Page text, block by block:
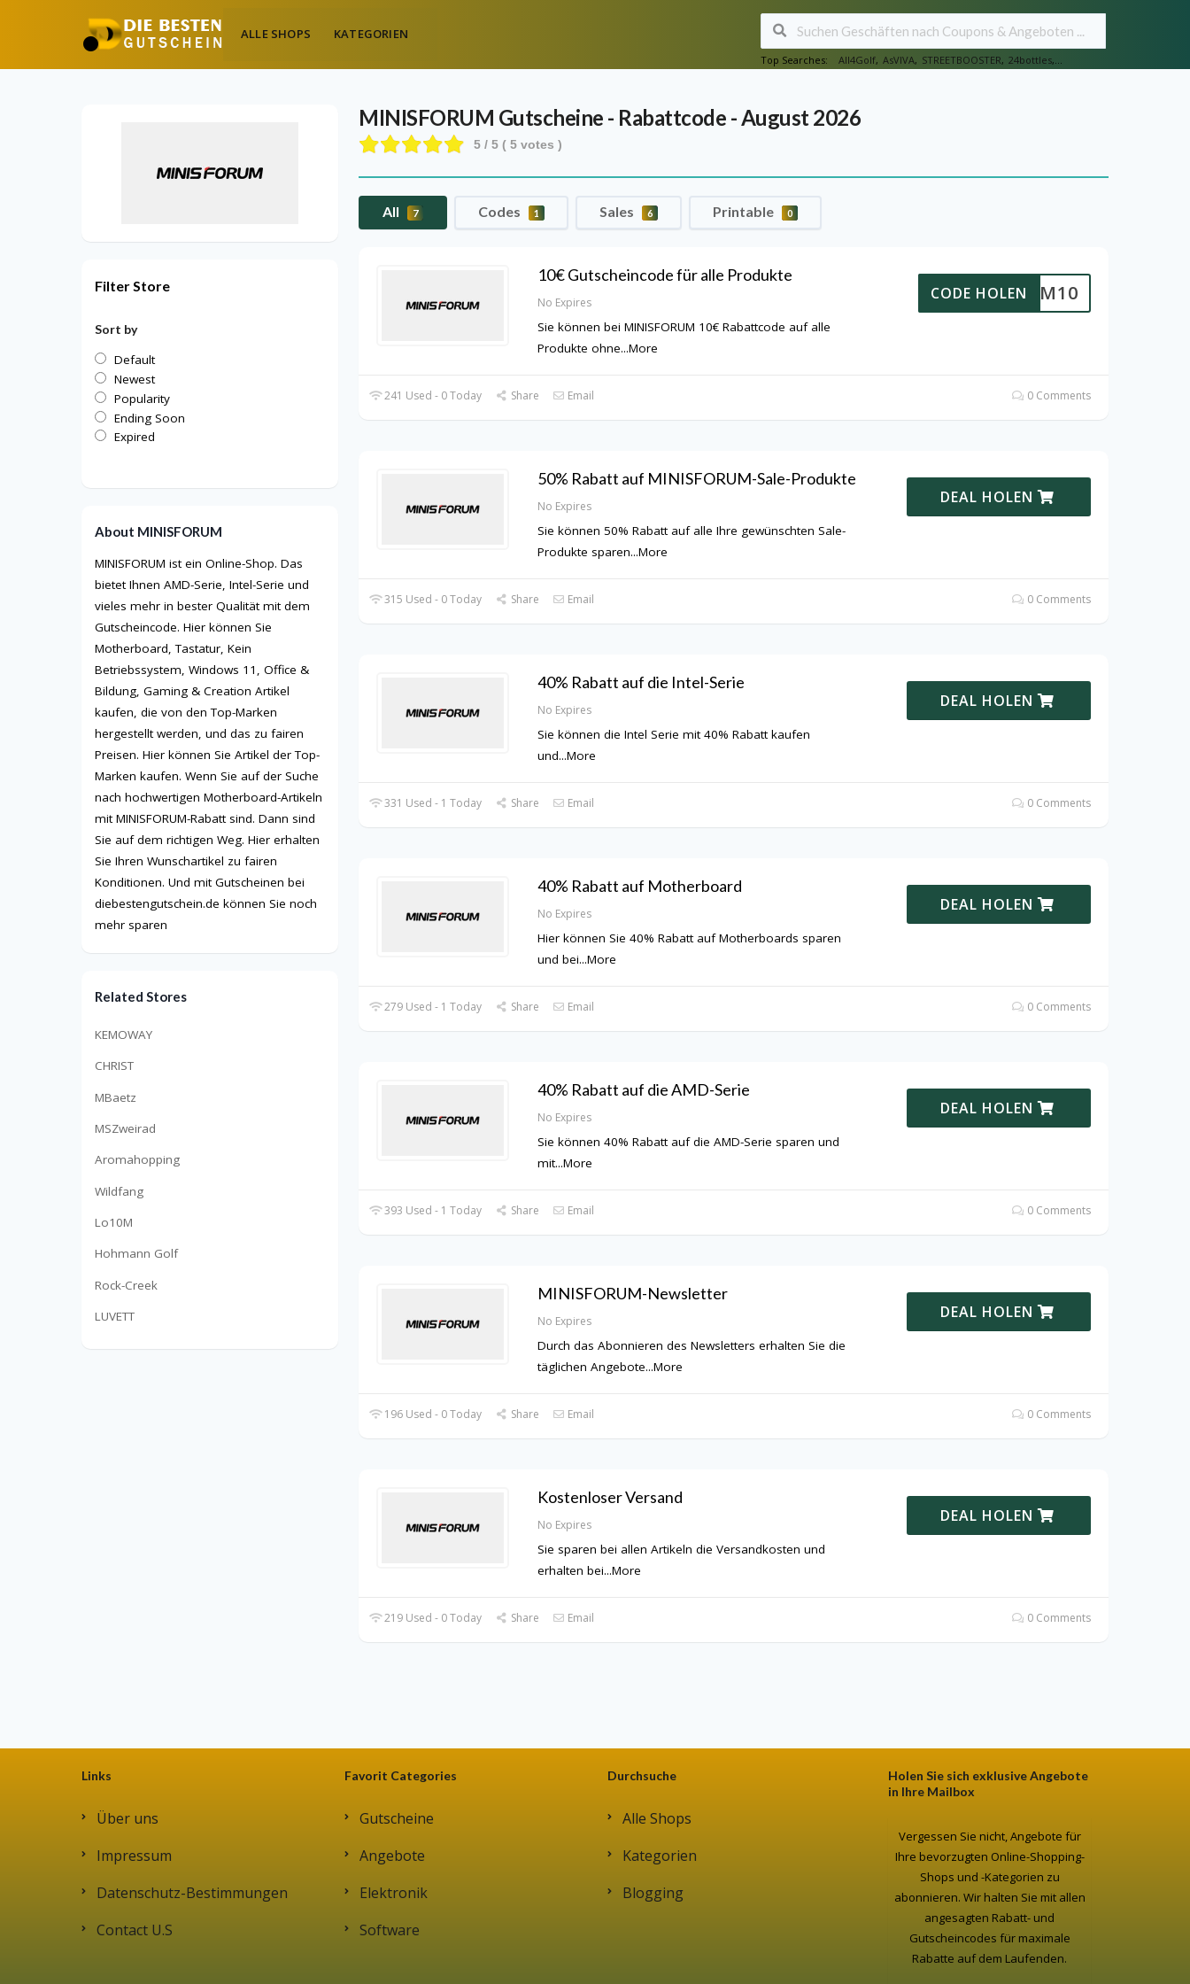
ALLE SHOPS KATEGORIEN
Top Searches: All4Golf, AsVIVA, STREETBOOSTER, 24bottles,...
MINISFORUM Gutscheine - Rabattcode - August 2026
5 / 5 (5 votes )
All 7 Codes 1 Sales 6 Printable 0
10€ Gutscheincode für alle Produkte
No Expires
Sie können bei MINISFORUM 10€ Rabattcode auf alle
Produkte ohne...More
SFORUM10
CODE HOLEN
241 Used - 0 Today Share Email 0 Comments
50% Rabatt auf MINISFORUM-Sale-Produkte
No Expires
Sie können 50% Rabatt auf alle Ihre gewünschten Sale-
Produkte sparen...More
DEAL HOLEN
315 Used - 0 Today Share Email 0 Comments
40% Rabatt auf die Intel-Serie
No Expires
Sie können die Intel Serie mit 40% Rabatt kaufen
und...More
DEAL HOLEN
331 Used - 1 Today Share Email 0 Comments
40% Rabatt auf Motherboard
No Expires
Hier können Sie 40% Rabatt auf Motherboards sparen
und bei...More
DEAL HOLEN
279 Used - 1 Today Share Email 0 Comments
40% Rabatt auf die AMD-Serie
No Expires
Sie können 40% Rabatt auf die AMD-Serie sparen und
mit...More
DEAL HOLEN
393 Used - 1 Today Share Email 0 Comments
MINISFORUM-Newsletter
No Expires
Durch das Abonnieren des Newsletters erhalten Sie die
täglichen Angebote...More
DEAL HOLEN
196 Used - 0 Today Share Email 0 Comments
Kostenloser Versand
No Expires
Sie sparen bei allen Artikeln die Versandkosten und
erhalten bei...More
DEAL HOLEN
219 Used - 0 Today Share Email 0 Comments
Filter Store
Sort by
Default
Newest
Popularity
Ending Soon
Expired
About MINISFORUM
MINISFORUM ist ein Online-Shop. Das
bietet Ihnen AMD-Serie, Intel-Serie und
vieles mehr in bester Qualität mit dem
Gutscheincode. Hier können Sie
Motherboard, Tastatur, Kein
Betriebssystem, Windows 11, Office &
Bildung, Gaming & Creation Artikel
kaufen, die von den Top-Marken
hergestellt werden, und das zu fairen
Preisen. Hier können Sie Artikel der Top-
Marken kaufen. Wenn Sie auf der Suche
nach hochwertigen Motherboard-Artikeln
mit MINISFORUM-Rabatt sind. Dann sind
Sie auf dem richtigen Weg. Hier erhalten
Sie Ihren Wunschartikel zu fairen
Konditionen. Und mit Gutscheinen bei
diebestengutschein.de können Sie noch
mehr sparen
Related Stores
KEMOWAY
CHRIST
MBaetz
MSZweirad
Aromahopping
Wildfang
Lo10M
Hohmann Golf
Rock-Creek
LUVETT
Links
Über uns
Impressum
Datenschutz-Bestimmungen
Contact U.S
Favorit Categories
Gutscheine
Angebote
Elektronik
Software
Durchsuche
Alle Shops
Kategorien
Blogging
Holen Sie sich exklusive Angebote
in Ihre Mailbox
Vergessen Sie nicht, Angebote für
Ihre bevorzugten Online-Shopping-
Shops und -Kategorien zu
abonnieren. Wir halten Sie mit allen
angesagten Rabatt- und
Gutscheincodes für maximale
Rabatte auf dem Laufenden.